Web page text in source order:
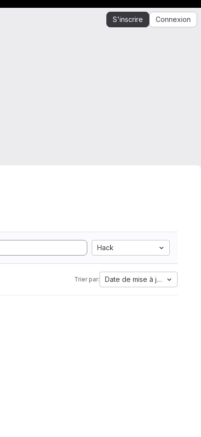
S'inscrire Connexion
Hack
Trier par: Date de mise à jour